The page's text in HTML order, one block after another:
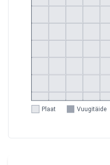
Plaat Vuugitäide